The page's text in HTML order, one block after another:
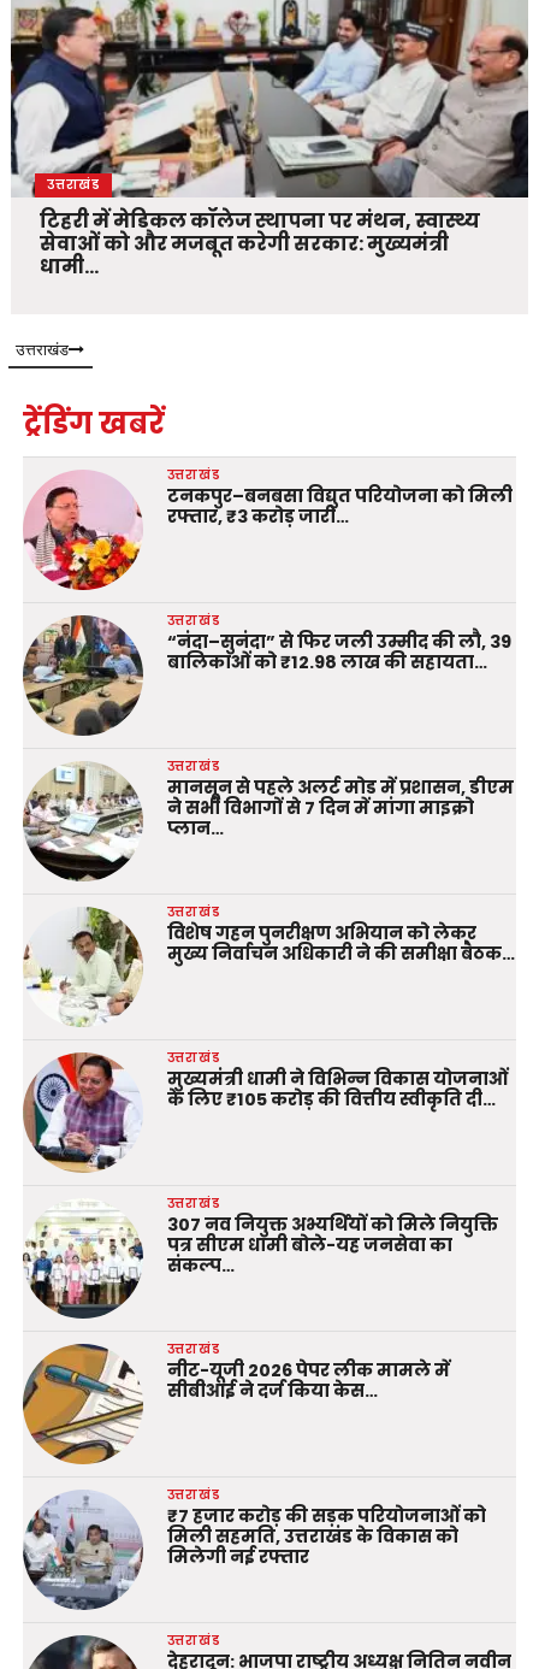
उत्तराखंड
टिहरी में मेडिकल कॉलेज स्थापना पर मंथन, स्वास्थ्य
सेवाओं को और मजबूत करेगी सरकार: मुख्यमंत्री
धामी…
उत्तराखंड
ट्रेंडिंग खबरें
उत्तराखंड
टनकपुर–बनबसा विद्युत परियोजना को मिली
रफ्तार, ₹3 करोड़ जारी…
उत्तराखंड
“नंदा–सुनंदा” से फिर जली उम्मीद की लौ, 39
बालिकाओं को ₹12.98 लाख की सहायता…
उत्तराखंड
मानसून से पहले अलर्ट मोड में प्रशासन, डीएम
ने सभी विभागों से 7 दिन में मांगा माइक्रो
प्लान…
उत्तराखंड
विशेष गहन पुनरीक्षण अभियान को लेकर
मुख्य निर्वाचन अधिकारी ने की समीक्षा बैठक…
उत्तराखंड
मुख्यमंत्री धामी ने विभिन्न विकास योजनाओं
के लिए ₹105 करोड़ की वित्तीय स्वीकृति दी…
उत्तराखंड
307 नव नियुक्त अभ्यर्थियों को मिले नियुक्ति
पत्र सीएम धामी बोले-यह जनसेवा का
संकल्प…
उत्तराखंड
नीट-यूजी 2026 पेपर लीक मामले में
सीबीआई ने दर्ज किया केस…
उत्तराखंड
₹7 हजार करोड़ की सड़क परियोजनाओं को
मिली सहमति, उत्तराखंड के विकास को
मिलेगी नई रफ्तार
उत्तराखंड
देहरादून: भाजपा राष्ट्रीय अध्यक्ष नितिन नवीन